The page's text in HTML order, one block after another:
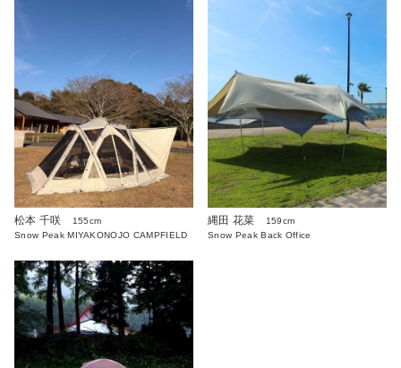
松本 千咲
155cm
Snow Peak MIYAKONOJO CAMPFIELD
縄田 花菜
159cm
Snow Peak Back Office